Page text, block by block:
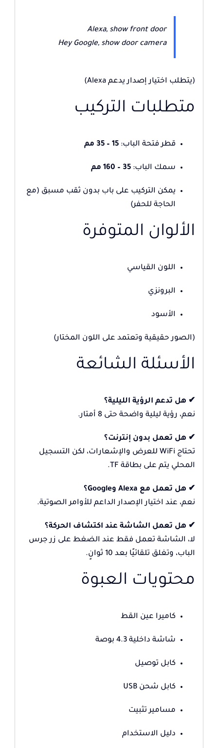
Alexa, show front door
Hey Google, show door camera
(يتطلب اختيار إصدار يدعم Alexa)
متطلبات التركيب
قطر فتحة الباب: 15 – 35 مم
سمك الباب: 35 – 160 مم
يمكن التركيب على باب بدون ثقب مسبق (مع
الحاجة للحفر)
الألوان المتوفرة
اللون القياسي
البرونزي
الأسود
(الصور حقيقية وتعتمد على اللون المختار)
الأسئلة الشائعة
✔ هل تدعم الرؤية الليلية؟
نعم، رؤية ليلية واضحة حتى 8 أمتار.
✔ هل تعمل بدون إنترنت؟
تحتاج WiFi للعرض والإشعارات، لكن التسجيل
المحلي يتم على بطاقة TF.
✔ هل تعمل مع Alexa وGoogle؟
نعم، عند اختيار الإصدار الداعم للأوامر الصوتية.
✔ هل تعمل الشاشة عند اكتشاف الحركة؟
لا، الشاشة تعمل فقط عند الضغط على زر جرس
الباب، وتغلق تلقائيًا بعد 10 ثوانٍ.
محتويات العبوة
كاميرا عين القط
شاشة داخلية 4.3 بوصة
كابل توصيل
كابل شحن USB
مسامير تثبيت
دليل الاستخدام